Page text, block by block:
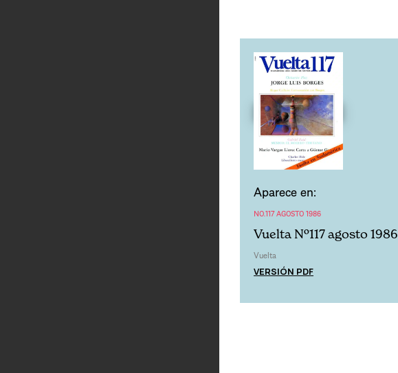
Aparece en:
NO.117 AGOSTO 1986
Vuelta Nº117 agosto 1986
Vuelta
VERSIÓN PDF